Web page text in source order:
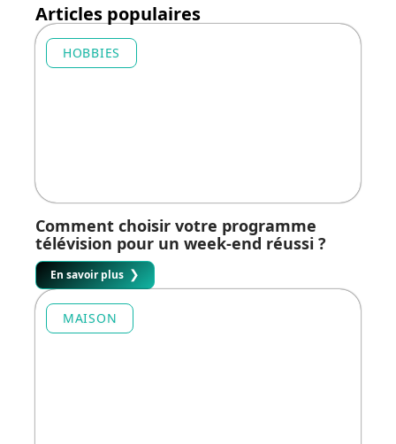
Articles populaires
HOBBIES
Comment choisir votre programme
télévision pour un week-end réussi ?
En savoir plus
MAISON